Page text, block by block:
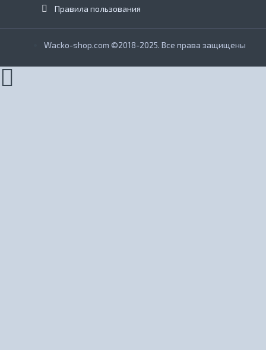
Правила пользования
Wacko-shop.com ©2018-2025. Все права защищены